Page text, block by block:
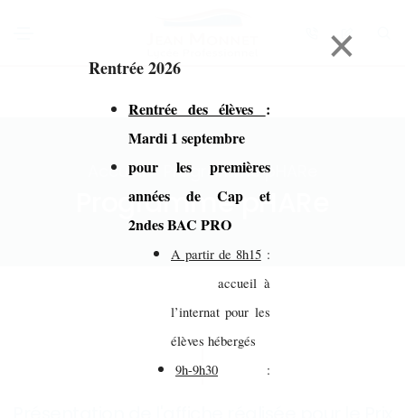
×
Rentrée 2026
Rentrée des élèves :
Mardi 1 septembre
pour les premières
années de Cap et
2ndes BAC PRO
A partir de 8h15:
accueil à
l’internat pour les
élèves hébergés
9h-9h30 :
Accueil > Programme pHARe
Programme pHARe